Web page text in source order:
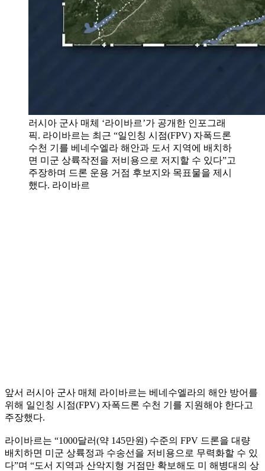
러시아 군사 매체 ‘라이바르’가 공개한 인포그래
픽. 라이바르는 최근 “일인칭 시점(FPV) 자폭드론
수천 기를 베네수엘라 해안과 도서 지역에 배치하
면 미군 상륙작전을 저비용으로 저지할 수 있다”고
주장하며 드론 운용 거점 후보지와 목표물을 제시
했다. 라이바르
앞서 러시아 군사 매체 라이바르는 베네수엘라의 해안 방어를
위해 일인칭 시점(FPV) 자폭드론 수천 기를 지원해야 한다고
주장했다.
라이바르는 “1000달러(약 145만원) 수준의 FPV 드론을 대량
배치하면 미군 상륙정과 수송선을 저비용으로 무력화할 수 있
다”며 “도서 지역과 산악지형 거점만 확보해도 미 해병대의 상